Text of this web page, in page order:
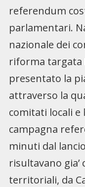
referendum
parlamentari.
nazionale dei
riforma targata
presentato la
attraverso la
comitati locali e
campagna
minuti dal
risultavano
territoriali, da